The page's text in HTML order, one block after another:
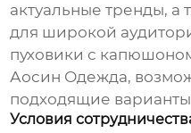
актуальные тренды, а
для широкой
пуховики с
Аосин Одежда,
подходящие
Условия